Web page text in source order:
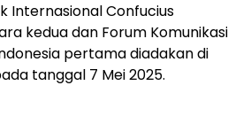
Internasional Confucius
kedua dan Forum Komunikasi
pertama diadakan di
tanggal 7 Mei 2025.